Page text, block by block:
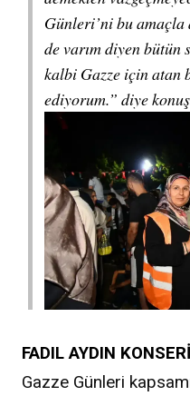
Günleri’ni bu amaçla
de varım diyen bütün
kalbi Gazze için atan
ediyorum.” diye
FADIL AYDIN KONSERİ
Gazze Günleri